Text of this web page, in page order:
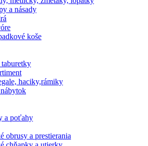
a násady
koše
haciky,rámiky
a poťahy
obrusy a prestierania